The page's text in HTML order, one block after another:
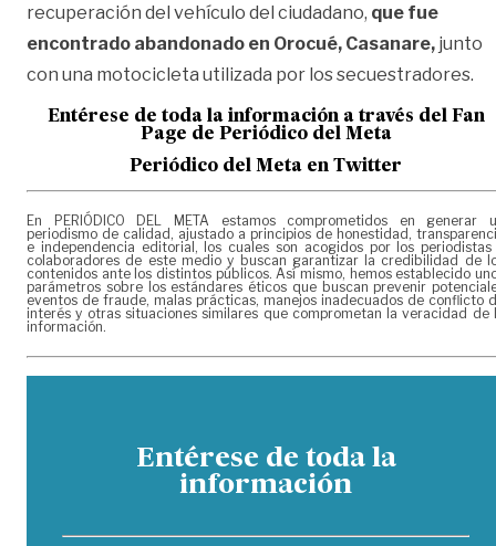
recuperación del vehículo del ciudadano, que fue
encontrado abandonado en Orocué, Casanare, junto
con una motocicleta utilizada por los secuestradores.
Entérese de toda la información a través del Fan
Page de Periódico del Meta
Periódico del Meta en Twitter
En PERIÓDICO DEL META estamos comprometidos en generar
periodismo de calidad, ajustado a principios de honestidad,
e independencia editorial, los cuales son acogidos por los periodistas
colaboradores de este medio y buscan garantizar la credibilidad de
contenidos ante los distintos públicos. Así mismo, hemos establecido
parámetros sobre los estándares éticos que buscan prevenir
eventos de fraude, malas prácticas, manejos inadecuados de conflicto
interés y otras situaciones similares que comprometan la veracidad de
información.
Entérese de toda la
información